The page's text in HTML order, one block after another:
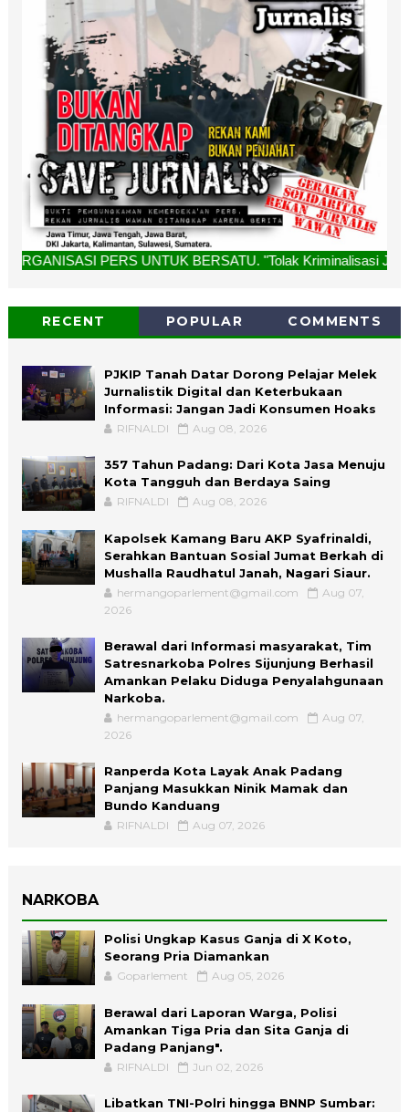
PERS UNTUK BERSATU. "Tolak Kriminalisasi Jurnalis, Rekan
RECENT POPULAR COMMENTS
PJKIP Tanah Datar Dorong Pelajar Melek
Jurnalistik Digital dan Keterbukaan
Informasi: Jangan Jadi Konsumen Hoaks
RIFNALDI Aug 08, 2026
357 Tahun Padang: Dari Kota Jasa Menuju
Kota Tangguh dan Berdaya Saing
RIFNALDI Aug 08, 2026
Kapolsek Kamang Baru AKP Syafrinaldi,
Serahkan Bantuan Sosial Jumat Berkah di
Mushalla Raudhatul Janah, Nagari Siaur.
hermangoparlement@gmail.com
Aug 07,
2026
Berawal dari Informasi masyarakat, Tim
Satresnarkoba Polres Sijunjung Berhasil
Amankan Pelaku Diduga Penyalahgunaan
Narkoba.
hermangoparlement@gmail.com
Aug 07,
2026
Ranperda Kota Layak Anak Padang
Panjang Masukkan Ninik Mamak dan
Bundo Kanduang
RIFNALDI Aug 07, 2026
NARKOBA
Polisi Ungkap Kasus Ganja di X Koto,
Seorang Pria Diamankan
Goparlement Aug 05, 2026
Berawal dari Laporan Warga, Polisi
Amankan Tiga Pria dan Sita Ganja di
Padang Panjang".
RIFNALDI Jun 02, 2026
Libatkan TNI-Polri hingga BNNP Sumbar: